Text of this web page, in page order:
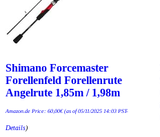
Shimano Forcemaster
Forellenfeld Forellenrute
Angelrute 1,85m / 1,98m
Amazon.de Price: 60,00€(as of 05/11/2025 14:03 PST-
Details)